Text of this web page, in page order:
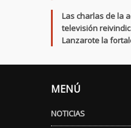
Las charlas de la
televisión
Lanzarote la
MENÚ
NOTICIAS